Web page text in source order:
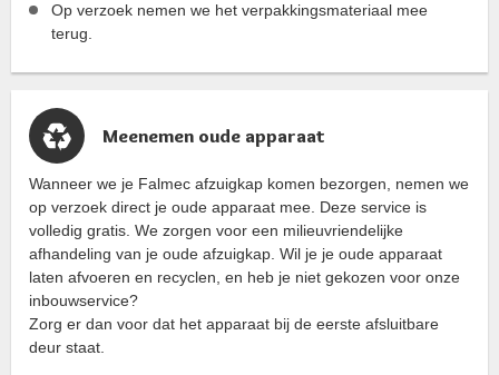
Op verzoek nemen we het verpakkingsmateriaal mee
terug.
Meenemen oude apparaat
Wanneer we je Falmec afzuigkap komen bezorgen, nemen we
op verzoek direct je oude apparaat mee. Deze service is
volledig gratis. We zorgen voor een milieuvriendelijke
afhandeling van je oude afzuigkap. Wil je je oude apparaat
laten afvoeren en recyclen, en heb je niet gekozen voor onze
inbouwservice?
Zorg er dan voor dat het apparaat bij de eerste afsluitbare
deur staat.